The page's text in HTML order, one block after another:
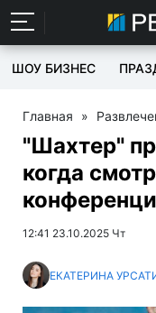
ШОУ БИЗНЕС
Главная »
"Шахтер"
когда
12:41 23.10.2025 Чт
ЕКАТЕРИНА